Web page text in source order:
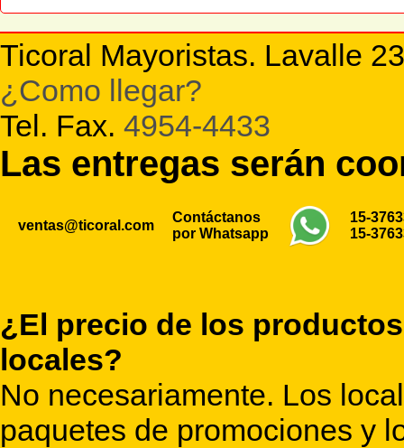
Ticoral Mayoristas. Lavalle
¿Como llegar?
Tel. Fax. 4954-4433
Las entregas serán
ventas@ticoral.com
Contáctanos
por Whatsapp
15-
15-
¿El precio de los
locales?
No necesariamente. Los
paquetes de promociones y